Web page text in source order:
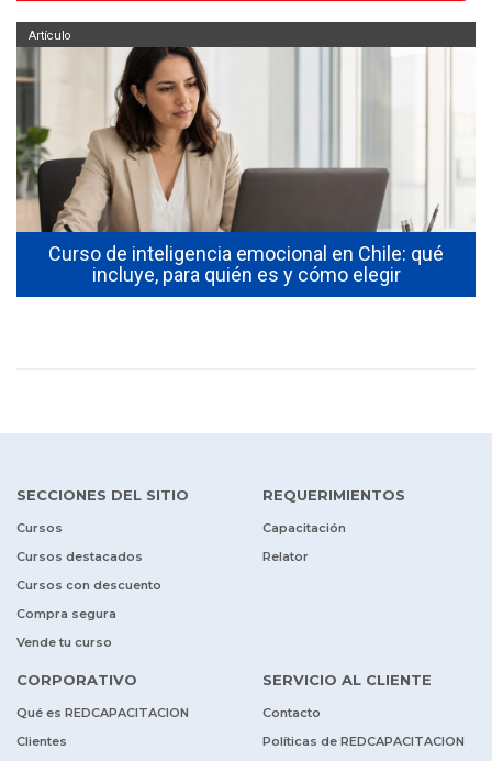
Curso de inteligencia emocional en Chile: qué
incluye, para quién es y cómo elegir
Artículo
SECCIONES DEL SITIO
Cursos
Cursos destacados
Cursos con descuento
Compra segura
Vende tu curso
REQUERIMIENTOS
Capacitación
Relator
CORPORATIVO
Qué es REDCAPACITACION
Clientes
SERVICIO AL CLIENTE
Contacto
Políticas de REDCAPACITACION